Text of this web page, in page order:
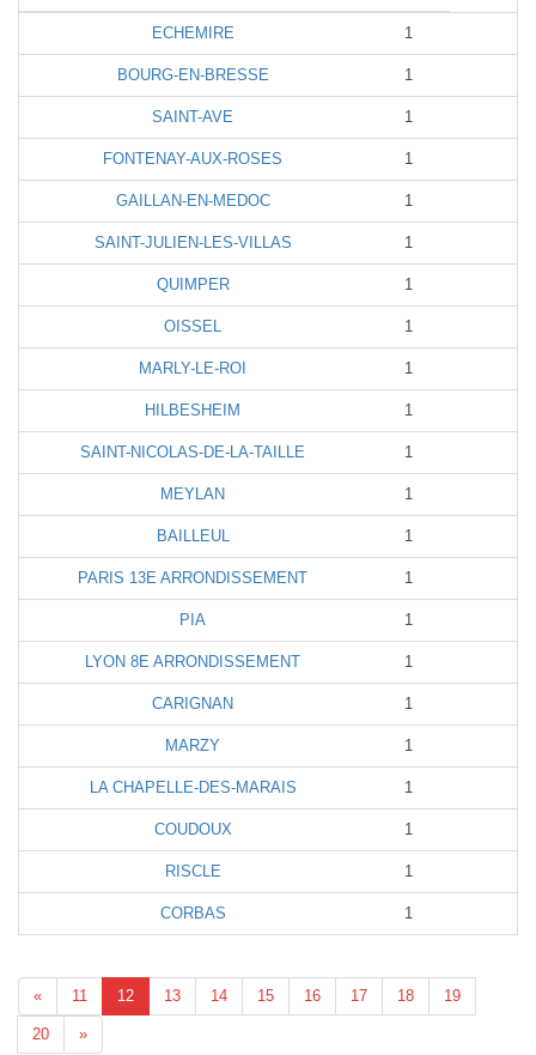
ECHEMIRE 1
BOURG-EN-BRESSE 1
SAINT-AVE 1
FONTENAY-AUX-ROSES 1
GAILLAN-EN-MEDOC 1
SAINT-JULIEN-LES-VILLAS 1
QUIMPER 1
OISSEL 1
MARLY-LE-ROI 1
HILBESHEIM 1
SAINT-NICOLAS-DE-LA-TAILLE 1
MEYLAN 1
BAILLEUL 1
PARIS 13E ARRONDISSEMENT 1
PIA 1
LYON 8E ARRONDISSEMENT 1
CARIGNAN 1
MARZY 1
LA CHAPELLE-DES-MARAIS 1
COUDOUX 1
RISCLE 1
CORBAS 1
« 11 12 13 14 15 16 17 18 19
20 »